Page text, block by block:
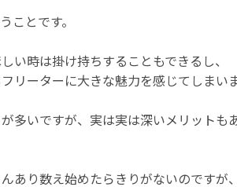
ことです。
い時は掛け持ちすることもできるし、
リーターに大きな魅力を感じてしまいま
多いですが、実は実は深いメリットも
あり数え始めたらきりがないのですが、